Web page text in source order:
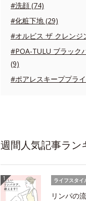
#洗顔 (74)
#化粧下地 (29)
#オルビス ザ クレンジ
#POA-TULU ブラック
(9)
#ポアレスキーププラ
週間人気記事ラン
ライフスタイ
リンパの